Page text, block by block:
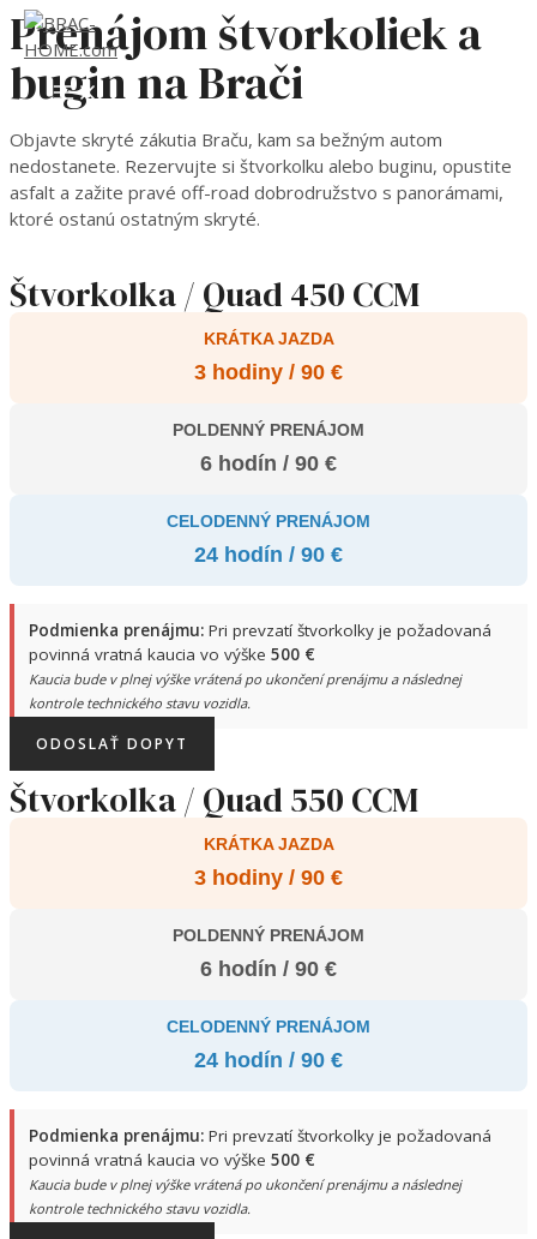
Preskočiť
na
obsah
MAIN
MENU
Prenájom štvorkoliek a
bugin na Brači
Objavte skryté zákutia Braču, kam sa bežným autom
nedostanete. Rezervujte si štvorkolku alebo buginu, opustite
asfalt a zažite pravé off-road dobrodružstvo s panorámami,
ktoré ostanú ostatným skryté.
Štvorkolka / Quad 450 CCM
KRÁTKA JAZDA
3 hodiny / 90 €
POLDENNÝ PRENÁJOM
6 hodín / 90 €
CELODENNÝ PRENÁJOM
24 hodín / 90 €
Podmienka prenájmu: Pri prevzatí štvorkolky je požadovaná
povinná vratná kaucia vo výške 500 €
Kaucia bude v plnej výške vrátená po ukončení prenájmu a následnej
kontrole technického stavu vozidla.
ODOSLAŤ DOPYT
Štvorkolka / Quad 550 CCM
KRÁTKA JAZDA
3 hodiny / 90 €
POLDENNÝ PRENÁJOM
6 hodín / 90 €
CELODENNÝ PRENÁJOM
24 hodín / 90 €
Podmienka prenájmu: Pri prevzatí štvorkolky je požadovaná
povinná vratná kaucia vo výške 500 €
Kaucia bude v plnej výške vrátená po ukončení prenájmu a následnej
kontrole technického stavu vozidla.